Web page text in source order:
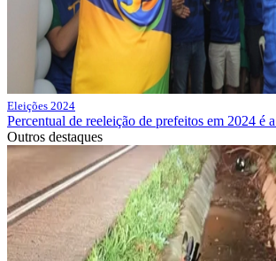
Eleições 2024
Percentual de reeleição de prefeitos em 2024 é
Outros destaques